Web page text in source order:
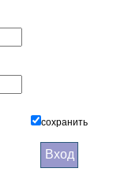
сохранить
Вход